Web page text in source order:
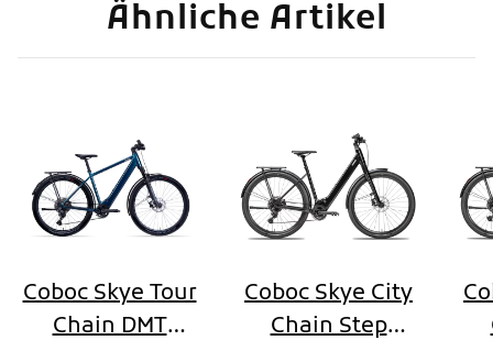
Ähnliche Artikel
Coboc Skye Tour
Chain DMT
Coboc Skye City
Chain Step